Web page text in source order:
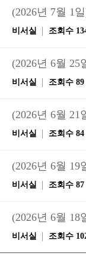
(2026년 7월 1
비서실 조회수
(2026년 6월 25
비서실 조회수 89
(2026년 6월
비서실 조회수 84
(2026년 6월 19
비서실 조회수 87
(2026년 6월
비서실 조회수